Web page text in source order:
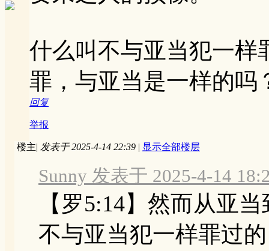
什么叫不与亚当犯一样
罪，与亚当是一样的吗
回复
举报
楼主| 发表于 2025-4-14 22:39 | 显示全部楼层
Sunny 发表于 2025-4-14
【罗5:14】然而从亚
不与亚当犯一样罪过